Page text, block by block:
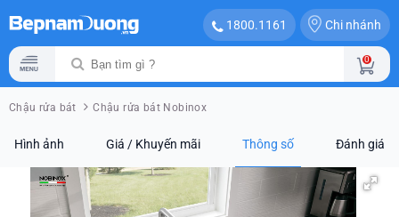
1800.1161 Chi nhánh
0
Chậu rửa bát Chậu rửa bát Nobinox
Hình ảnh Giá / Khuyến mãi Thông số Đánh giá